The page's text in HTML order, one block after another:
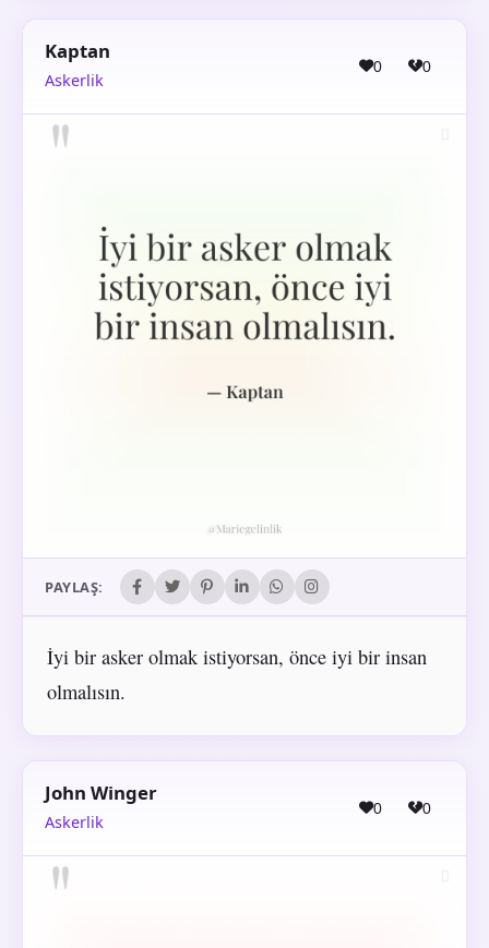
Kaptan
Askerlik
0 0
PAYLAŞ:
İyi bir asker olmak istiyorsan, önce iyi bir insan
olmalısın.
John Winger
Askerlik
0 0